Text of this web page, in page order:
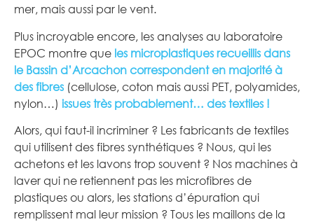
mer, mais aussi par le vent.
Plus incroyable encore, les analyses au laboratoire
EPOC montre que les microplastiques recueillis dans
le Bassin d’Arcachon correspondent en majorité à
des fibres (cellulose, coton mais aussi PET, polyamides,
nylon…) issues très probablement… des textiles !
Alors, qui faut-il incriminer ? Les fabricants de textiles
qui utilisent des fibres synthétiques ? Nous, qui les
achetons et les lavons trop souvent ? Nos machines à
laver qui ne retiennent pas les microfibres de
plastiques ou alors, les stations d’épuration qui
remplissent mal leur mission ? Tous les maillons de la